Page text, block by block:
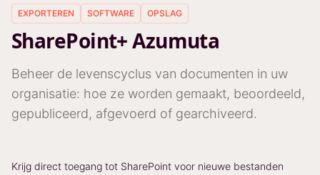
EXPORTEREN SOFTWARE OPSLAG
SharePoint+ Azumuta
Beheer de levenscyclus van documenten in uw
organisatie: hoe ze worden gemaakt, beoordeeld,
gepubliceerd, afgevoerd of gearchiveerd.
Krijg direct toegang tot SharePoint voor nieuwe bestanden